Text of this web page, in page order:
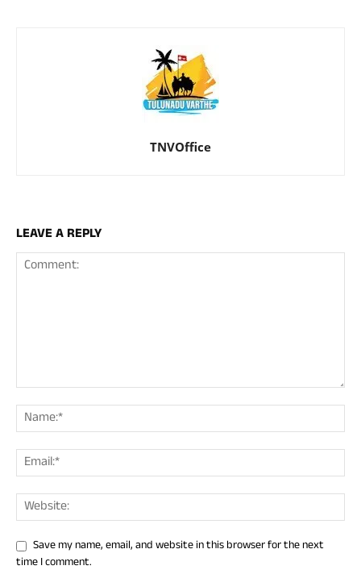
TNVOffice
LEAVE A REPLY
Save my name, email, and website in this browser for the next
time I comment.